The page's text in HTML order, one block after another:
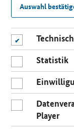
Auswahl
Statistik
Player